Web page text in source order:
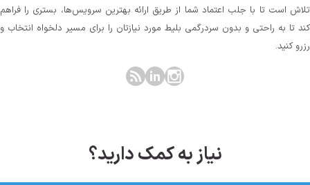
تلاش است تا با جلب اعتماد شما از طریق ارائه بهترین سرویس‌ها، بستری را فراهم
کند تا به راحتی و بدون سردرگمی بلیط مورد نیازتان را برای مسیر دلخواه انتخاب و
رزرو کنید.
نیاز به کمک دارید؟